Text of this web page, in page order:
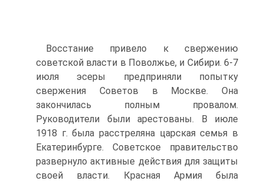
Восстание привело к свержению
советской власти в Поволжье, и Сибири. 6-7
июля эсеры предприняли попытку
свержения Советов в Москве. Она
закончилась полным провалом.
Руководители были арестованы. В июле
1918 г. была расстреляна царская семья в
Екатеринбурге. Советское правительство
развернуло активные действия для защиты
своей власти. Красная Армия была